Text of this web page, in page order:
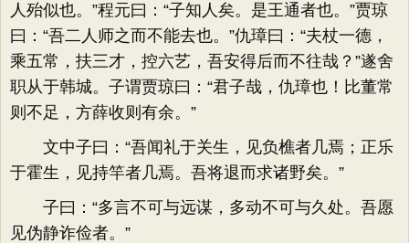
人殆似也。”程元曰：“子知人矣。是王通者也。”贾琼
曰：“吾二人师之而不能去也。”仇璋曰：“夫杖一德，
乘五常，扶三才，控六艺，吾安得后而不往哉？”遂舍
职从于韩城。子谓贾琼曰：“君子哉，仇璋也！比董常
则不足，方薛收则有余。”
文中子曰：“吾闻礼于关生，见负樵者几焉；正乐
于霍生，见持竿者几焉。吾将退而求诸野矣。”
子曰：“多言不可与远谋，多动不可与久处。吾愿
见伪静诈俭者。”